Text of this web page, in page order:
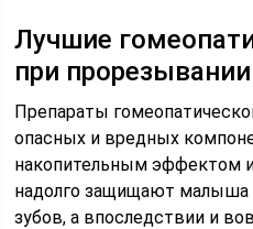
Лучшие
при
Препараты
опасных и вредных
накопительным эффектом
надолго защищают малыша
зубов, а впоследствии и